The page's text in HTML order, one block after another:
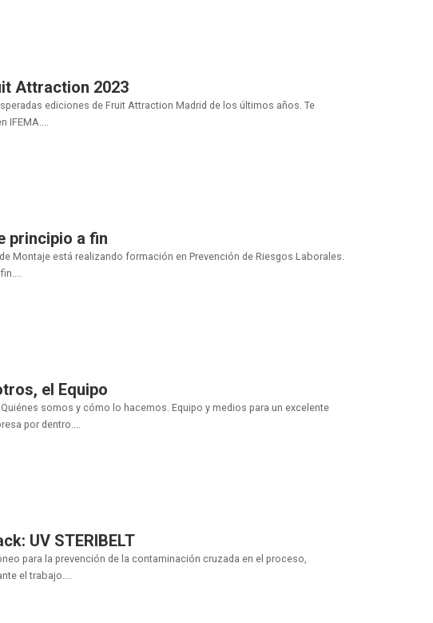
Attraction 2023
ediciones de Fruit Attraction Madrid de los últimos años. Te
IFEMA....
principio a fin
Montaje está realizando formación en Prevención de Riesgos Laborales.
el Equipo
somos y cómo lo hacemos. Equipo y medios para un excelente
por dentro....
UV STERIBELT
para la prevención de la contaminación cruzada en el proceso,
el trabajo....